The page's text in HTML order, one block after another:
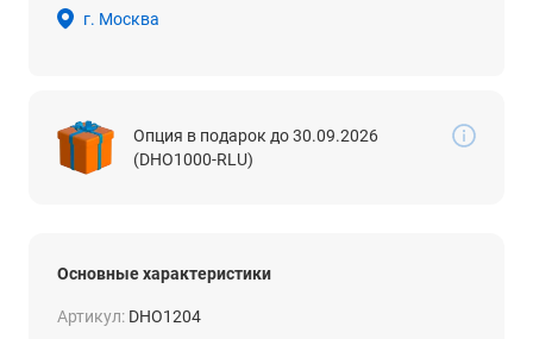
г. Москва
Опция в подарок до 30.09.2026
(DHO1000-RLU)
Основные характеристики
Артикул: DHO1204